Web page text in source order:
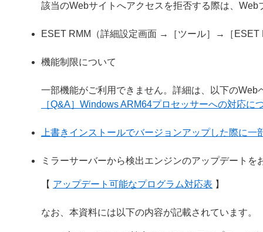
該当のWebサイトへアクセスを拒否する際は、
ESET RMM（詳細設定画面 →［ツール］→［ESET
機能制限について
一部機能がご利用できません。詳細は、以下の
［Q&A］Windows ARM64プロセッサーへの対応に
上書きインストールでバージョンアップした際に一
ミラーサーバーから検出エンジンのアップデート
【 アップデート可能なプログラム対応表 】
なお、本資料には以下の内容が記載されています。